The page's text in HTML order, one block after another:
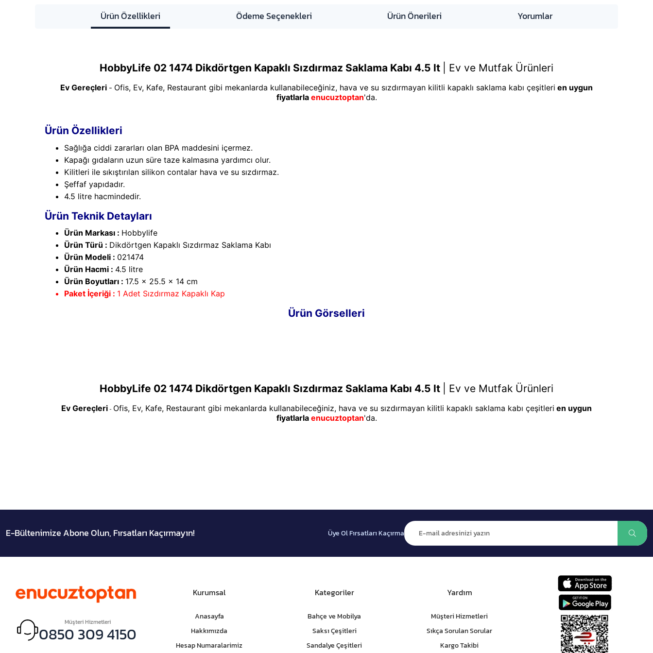
Ürün Özellikleri Ödeme Seçenekleri Ürün Önerileri Yorumlar
HobbyLife 02 1474 Dikdörtgen Kapaklı Sızdırmaz Saklama Kabı 4.5 lt Ev ve Mutfak Ürünleri
Ev Gereçleri - Ofis, Ev, Kafe, Restaurant gibi mekanlarda kullanabileceğiniz, hava ve su sızdırmayan kilitli kapaklı saklama kabı çeşitleri en uygun
fiyatlarla enucuztoptan'da.
Ürün Özellikleri
Sağlığa ciddi zararları olan BPA maddesini içermez.
Kapağı gıdaların uzun süre taze kalmasına yardımcı olur.
Kilitleri ile sıkıştırılan silikon contalar hava ve su sızdırmaz.
Şeffaf yapıdadır.
4.5 litre hacmindedir.
Ürün Teknik Detayları
Ürün Markası : Hobbylife
Ürün Türü : Dikdörtgen Kapaklı Sızdırmaz Saklama Kabı
Ürün Modeli : 021474
Ürün Hacmi : 4.5 litre
Ürün Boyutları : 17.5 x 25.5 x 14 cm
Paket İçeriği : 1 Adet Sızdırmaz Kapaklı Kap
Ürün Görselleri
HobbyLife 02 1474 Dikdörtgen Kapaklı Sızdırmaz Saklama Kabı 4.5 lt Ev ve Mutfak Ürünleri
Ev Gereçleri - Ofis, Ev, Kafe, Restaurant gibi mekanlarda kullanabileceğiniz, hava ve su sızdırmayan kilitli kapaklı saklama kabı çeşitleri en uygun
fiyatlarla enucuztoptan'da.
E-Bültenimize Abone Olun, Fırsatları Kaçırmayın! Üye Ol Fırsatları Kaçırma
Müşteri Hizmetleri
0850 309 4150
Kurumsal
Anasayfa
Hakkımızda
Hesap Numaralarimiz
Kategoriler
Bahçe ve Mobilya
Saksı Çeşitleri
Sandalye Çeşitleri
Yardım
Müşteri Hizmetleri
Sıkça Sorulan Sorular
Kargo Takibi